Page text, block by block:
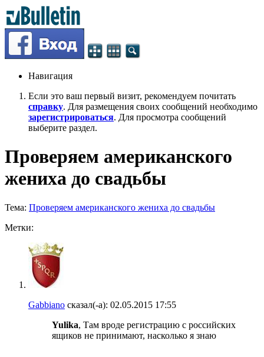
Навигация
Если это ваш первый визит, рекомендуем почитать
справку. Для размещения своих сообщений необходимо
зарегистрироваться. Для просмотра сообщений
выберите раздел.
Проверяем американского
жениха до свадьбы
Тема: Проверяем американского жениха до свадьбы
Метки:
Gabbiano сказал(-а): 02.05.2015 17:55
Yulika, Там вроде регистрацию с российских
ящиков не принимают, насколько я знаю